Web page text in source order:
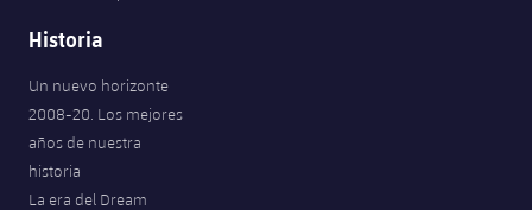
Historia
Un nuevo horizonte
2008-20. Los mejores
años de nuestra
historia
La era del Dream